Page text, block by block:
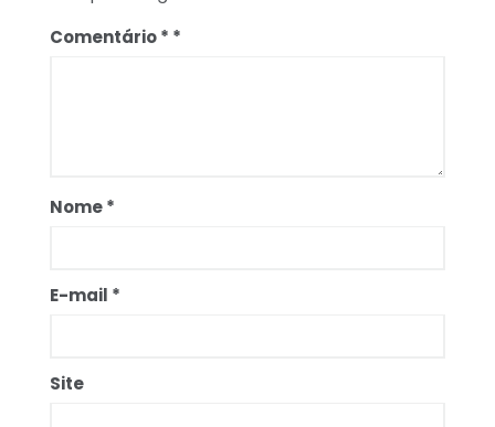
Comentário*
Nome*
E-mail *
Site